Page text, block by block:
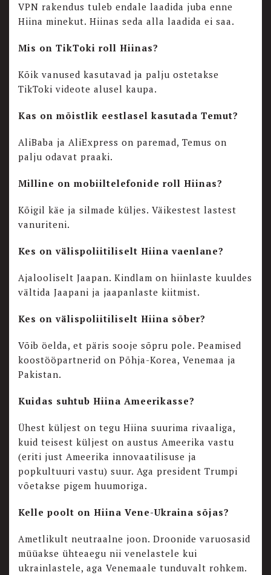
VPN rakendus tuleb endale laadida juba enne
Hiina minekut. Hiinas seda alla laadida ei saa.
Mis on TikToki roll Hiinas?
Kõik vanused kasutavad ja palju ostetakse
TikToki videote alusel kaupa.
Kas on mõistlik eestlasel kasutada Temut?
AliBaba ja AliExpress on paremad, Temus on
palju odavat praaki.
Milline on mobiiltelefonide roll Hiinas?
Kõigil käe ja silmade küljes. Väikestest lastest
vanuriteni.
Kes on välispoliitiliselt Hiina vaenlane?
Ajalooliselt Jaapan. Kindlam on hiinlaste kuuldes
vältida Jaapani ja jaapanlaste kiitmist.
Kes on välispoliitiliselt Hiina sõber?
Võib öelda, et päris sooje sõpru pole. Peamised
koostööpartnerid on Põhja-Korea, Venemaa ja
Pakistan.
Kuidas suhtub Hiina Ameerikasse?
Ühest küljest on tegu Hiina suurima rivaaliga,
kuid teisest küljest on austus Ameerika vastu
(eriti just Ameerika innovaatilisuse ja
popkultuuri vastu) suur. Aga president Trumpi
võetakse pigem huumoriga.
Kelle poolt on Hiina Vene-Ukraina sõjas?
Ametlikult neutraalne joon. Droonide varuosasid
müüakse ühteaegu nii venelastele kui
ukrainlastele, aga Venemaale tunduvalt rohkem.